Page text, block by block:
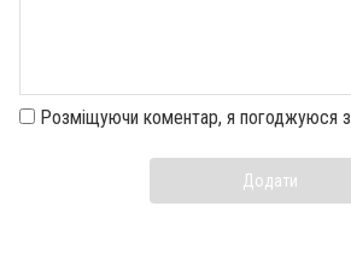
Розміщуючи коментар, я погоджуюся з
Додати